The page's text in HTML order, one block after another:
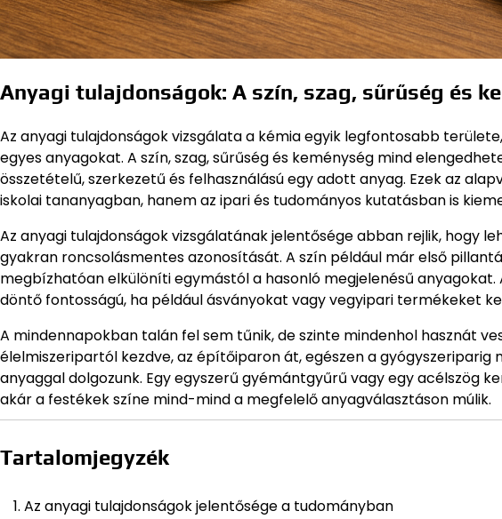
Anyagi tulajdonságok: A szín, szag, sűrűség és
Az anyagi tulajdonságok vizsgálata a kémia egyik legfontosabb
egyes anyagokat. A szín, szag, sűrűség és keménység mind
összetételű, szerkezetű és felhasználású egy adott anyag. Ezek az
iskolai tananyagban, hanem az ipari és tudományos kutatásban is
Az anyagi tulajdonságok vizsgálatának jelentősége abban rejlik, hogy
gyakran roncsolásmentes azonosítását. A szín például már első
megbízhatóan elkülöníti egymástól a hasonló megjelenésű
döntő fontosságú, ha például ásványokat vagy vegyipari termékeket
A mindennapokban talán fel sem tűnik, de szinte mindenhol hasznát
élelmiszeripartól kezdve, az építőiparon át, egészen a
anyaggal dolgozunk. Egy egyszerű gyémántgyűrű vagy egy acélszög
akár a festékek színe mind-mind a megfelelő anyagválasztáson múlik.
Tartalomjegyzék
Az anyagi tulajdonságok jelentősége a tudományban